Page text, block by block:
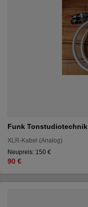
Funk Tonstudiotechnik
XLR-Kabel (Analog)
Neupreis: 150 €
90 €